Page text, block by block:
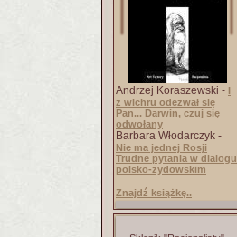
Andrzej Koraszewski - I
z wichru odezwał się
Pan... Darwin, czuj się
odwołany
Barbara Włodarczyk -
Nie ma jednej Rosji
Trudne pytania w dialogu
polsko-żydowskim
Znajdź książkę..